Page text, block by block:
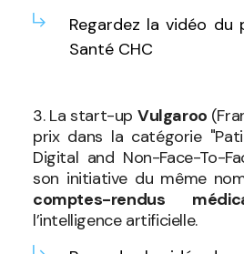
Regardez la vidéo
Santé CHC
3. La start-upVulgaroo
prix dans la catégorie
Digital and Non-Face-To-
son initiative du même
comptes-rendus
l’intelligence artificielle.